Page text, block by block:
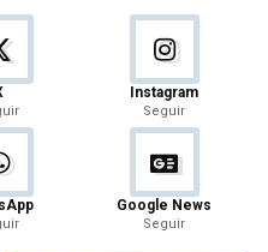
Instagram
Seguir
Google News
Seguir